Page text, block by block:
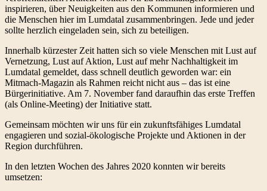
inspirieren, über Neuigkeiten aus den Kommunen informieren und
die Menschen hier im Lumdatal zusammenbringen. Jede und jeder
sollte herzlich eingeladen sein, sich zu beteiligen.
Innerhalb kürzester Zeit hatten sich so viele Menschen mit Lust auf
Vernetzung, Lust auf Aktion, Lust auf mehr Nachhaltigkeit im
Lumdatal gemeldet, dass schnell deutlich geworden war: ein
Mitmach-Magazin als Rahmen reicht nicht aus – das ist eine
Bürgerinitiative. Am 7. November fand daraufhin das erste Treffen
(als Online-Meeting) der Initiative statt.
Gemeinsam möchten wir uns für ein zukunftsfähiges Lumdatal
engagieren und sozial-ökologische Projekte und Aktionen in der
Region durchführen.
In den letzten Wochen des Jahres 2020 konnten wir bereits
umsetzen: